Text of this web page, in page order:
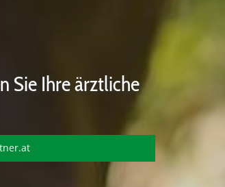
Sie Ihre ärztliche